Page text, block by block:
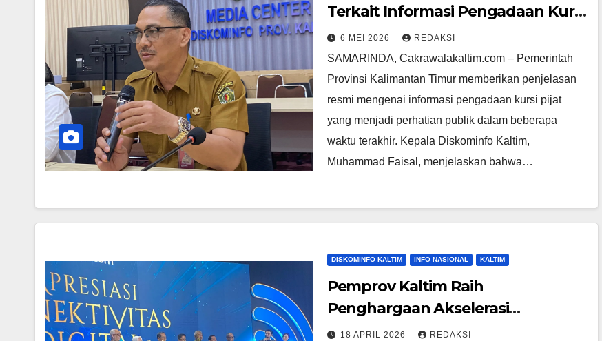
Terkait Informasi Pengadaan Kursi
Pijat
6 MEI 2026 REDAKSI
SAMARINDA, Cakrawalakaltim.com – ​Pemerintah
Provinsi Kalimantan Timur memberikan penjelasan
resmi mengenai informasi pengadaan kursi pijat
yang menjadi perhatian publik dalam beberapa
waktu terakhir. Kepala Diskominfo Kaltim,
Muhammad Faisal, menjelaskan bahwa…
DISKOMINFO KALTIM INFO NASIONAL KALTIM
Pemprov Kaltim Raih
Penghargaan Akselerasi
Konektivitas Digital, Dorong
18 APRIL 2026 REDAKSI